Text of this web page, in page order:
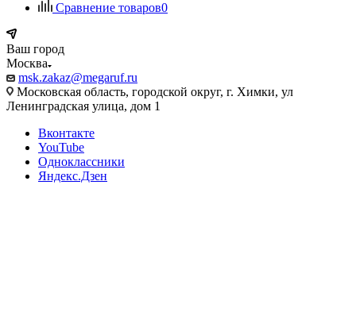
Сравнение товаров0
Ваш город
Москва
msk.zakaz@megaruf.ru
Московская область, городской округ, г. Химки, ул
Ленинградская улица, дом 1
Вконтакте
YouTube
Одноклассники
Яндекс.Дзен